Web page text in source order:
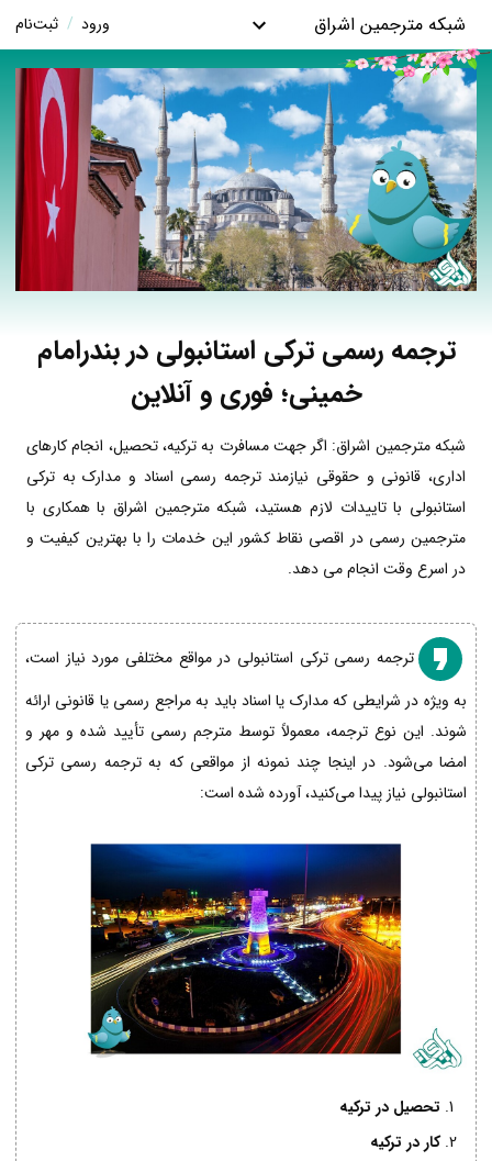
شبکه مترجمین اشراق ورود / ثبت‌نام
ترجمه رسمی ترکی استانبولی در بندرامام
خمینی؛ فوری و آنلاین
شبکه مترجمین اشراق: اگر جهت مسافرت به ترکیه، تحصیل، انجام کارهای
اداری، قانونی و حقوقی نیازمند ترجمه رسمی اسناد و مدارک به ترکی
استانبولی با تاییدات لازم هستید، شبکه مترجمین اشراق با همکاری با
مترجمین رسمی در اقصی نقاط کشور این خدمات را با بهترین کیفیت و
در اسرع وقت انجام می دهد.
ترجمه رسمی ترکی استانبولی در مواقع مختلفی مورد نیاز است،
به ویژه در شرایطی که مدارک یا اسناد باید به مراجع رسمی یا قانونی ارائه
شوند. این نوع ترجمه، معمولاً توسط مترجم رسمی تأیید شده و مهر و
امضا می‌شود. در اینجا چند نمونه از مواقعی که به ترجمه رسمی ترکی
استانبولی نیاز پیدا می‌کنید، آورده شده است:
تحصیل در ترکیه
کار در ترکیه